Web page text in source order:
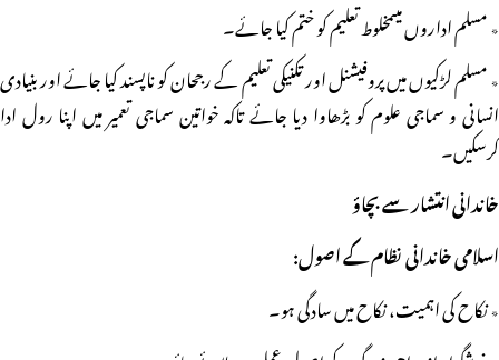
٭ مسلم اداروں میںمخلوط تعلیم کو ختم کیا جائے۔
٭ مسلم لڑکیوں میں پروفیشنل اور تکنیکی تعلیم کے رجحان کو ناپسند کیا جائے اور بنیادی
انسانی و سماجی علوم کو بڑھاوا دیا جائے تاکہ خواتین سماجی تعمیر میں اپنا رول ادا
کرسکیں۔
خاندانی انتشار سے بچاؤ
اسلامی خاندانی نظام کے اصول:
٭ نکاح کی اہمیت، نکاح میں سادگی ہو۔